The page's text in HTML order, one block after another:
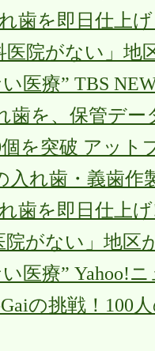
歯を即日仕上
医院がない」
医療” TBS
歯を、保管デ
を突破 アット
入れ歯・義歯
歯を即日仕上
院がない」地
医療” Yahoo!
Gaiの挑戦！100